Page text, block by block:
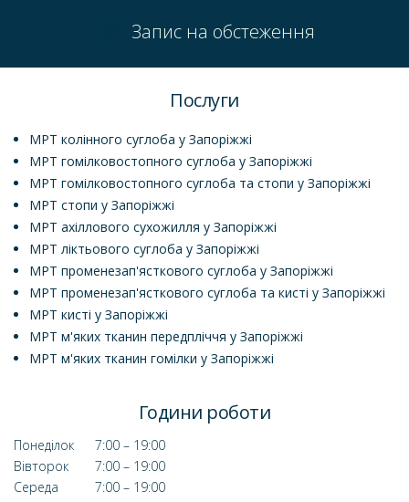
Запис на обстеження
Послуги
МРТ колінного суглоба у Запоріжжі
МРТ гомілковостопного суглоба у Запоріжжі
МРТ гомілковостопного суглоба та стопи у Запоріжжі
МРТ стопи у Запоріжжі
МРТ ахіллового сухожилля у Запоріжжі
МРТ ліктьового суглоба у Запоріжжі
МРТ променезап'ясткового суглоба у Запоріжжі
МРТ променезап'ясткового суглоба та кисті у Запоріжжі
МРТ кисті у Запоріжжі
МРТ м'яких тканин передпліччя у Запоріжжі
МРТ м'яких тканин гомілки у Запоріжжі
Години роботи
Понеділок
7:00 – 19:00
Вівторок
7:00 – 19:00
Середа
7:00 – 19:00